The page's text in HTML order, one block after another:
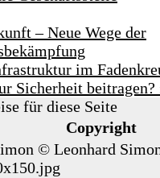
– Neue Wege der
im
Sicherheit beitragen?
für diese Seite
Copyright
© Leonhard